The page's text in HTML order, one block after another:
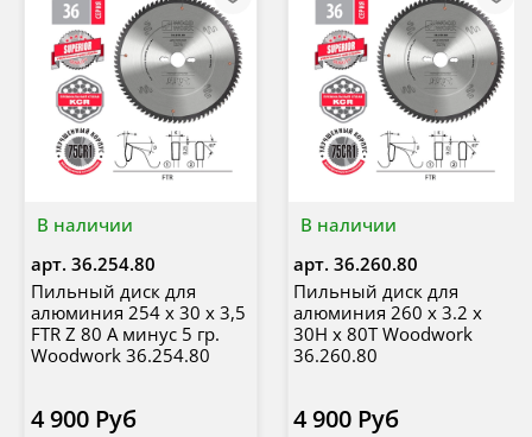
В наличии
арт. 36.254.80
Пильный диск для
алюминия 254 x 30 x 3,5
FTR Z 80 A минус 5 гр.
Woodwork 36.254.80
4 900 Руб
В наличии
арт. 36.260.80
Пильный диск для
алюминия 260 х 3.2 х
30H х 80T Woodwork
36.260.80
4 900 Руб